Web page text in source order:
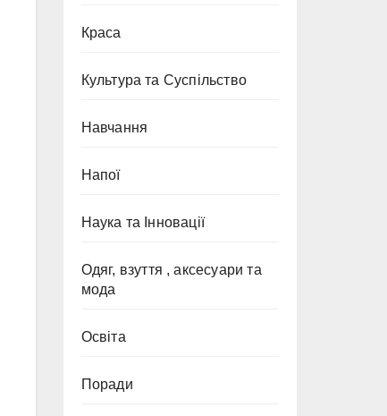
Краса
Культура та Суспільство
Навчання
Напої
Наука та Інновації
Одяг, взуття , аксесуари та
мода
Освіта
Поради